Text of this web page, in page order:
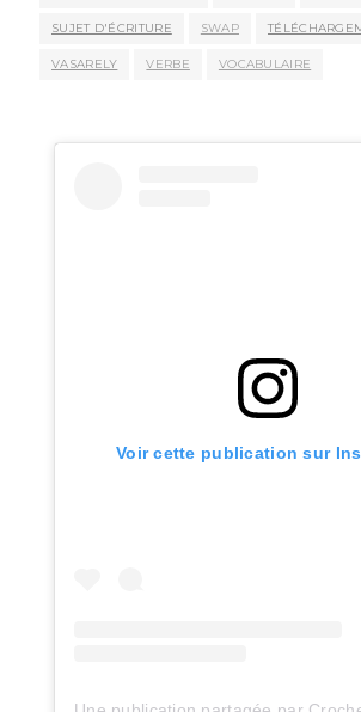
SUJET D'ÉCRITURE SWAP
VASARELY VERBE VOCABULAIRE
Voir cette publication sur